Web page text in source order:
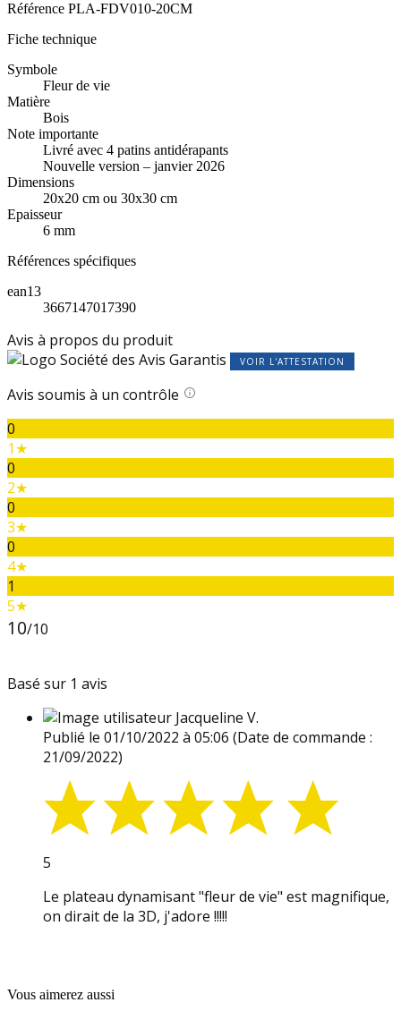
Référence PLA-FDV010-20CM
Fiche technique
Symbole
Fleur de vie
Matière
Bois
Note importante
Livré avec 4 patins antidérapants
Nouvelle version – janvier 2026
Dimensions
20x20 cm ou 30x30 cm
Epaisseur
6 mm
Références spécifiques
ean13
3667147017390
Avis à propos du produit
VOIR L'ATTESTATION
Avis soumis à un contrôle
0
1★
0
2★
0
3★
0
4★
1
5★
10/10
Basé sur 1 avis
Jacqueline V.
Publié le 01/10/2022 à 05:06 (Date de commande :
21/09/2022)
5
Le plateau dynamisant "fleur de vie" est magnifique,
on dirait de la 3D, j'adore !!!!!
Vous aimerez aussi